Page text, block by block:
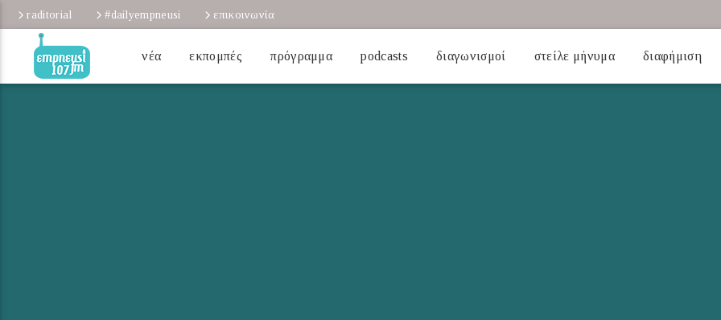
raditorial #dailyempneusi επικοινωνία
νέα εκπομπές πρόγραμμα podcasts διαγωνισμοί στείλε μήνυμα διαφήμιση